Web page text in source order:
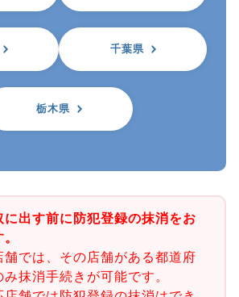
千葉県
栃木県
出す前に防犯登録の抹消をお
では、その店舗がある都道府
抹消手続きが可能です。